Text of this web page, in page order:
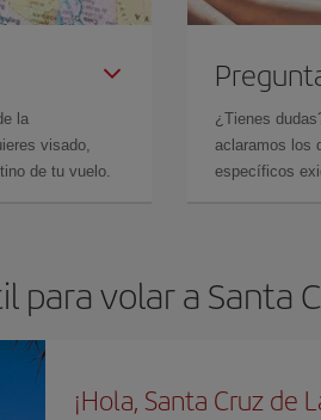
la
visado,
de tu vuelo.
¿Tienes
aclaramos los
específicos
para volar a Santa
¡Hola, Santa Cruz de